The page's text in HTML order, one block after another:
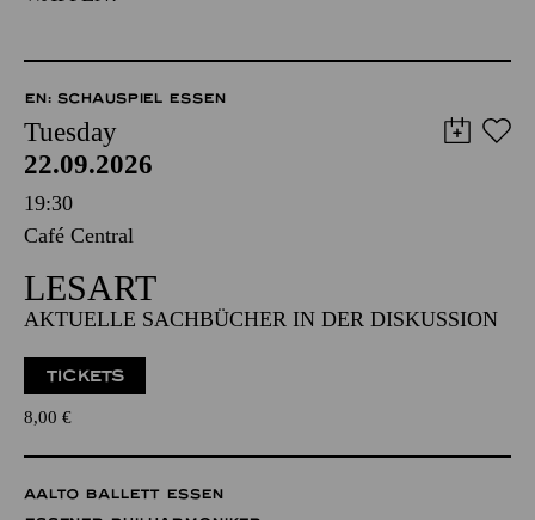
EN: SCHAUSPIEL ESSEN
Tuesday
22.09.2026
19:30
Café Central
LESART
AKTUELLE SACHBÜCHER IN DER DISKUSSION
TICKETS
8,00 €
AALTO BALLETT ESSEN